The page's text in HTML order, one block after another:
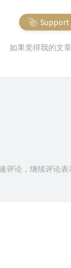
Support
如果觉得我的文
评论，继续评论